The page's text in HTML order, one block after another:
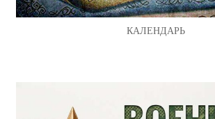
КАЛЕНДАРЬ